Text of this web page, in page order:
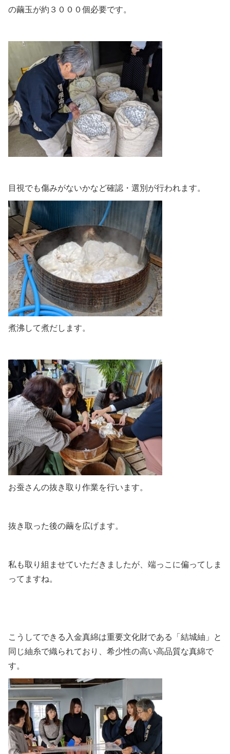
の繭玉が約３０００個必要です。
目視でも傷みがないかなど確認・選別が行われます。
煮沸して煮だします。
お蚕さんの抜き取り作業を行います。
抜き取った後の繭を広げます。
私も取り組ませていただきましたが、端っこに偏ってしま
ってますね。
こうしてできる入金真綿は重要文化財である「結城紬」と
同じ紬糸で織られており、希少性の高い高品質な真綿で
す。